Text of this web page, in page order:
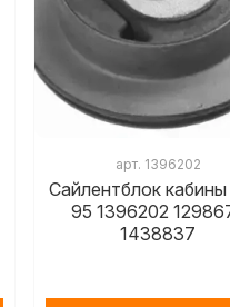
арт. 1396202
Сайлентблок кабины
95 1396202
1438837